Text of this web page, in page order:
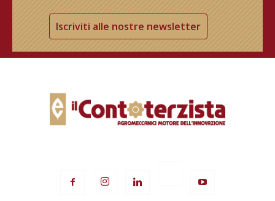
Iscriviti alle nostre newsletter